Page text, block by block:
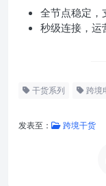
全节点稳定，
秒级连接，运
干货系列 跨境
发表至： 跨境干货